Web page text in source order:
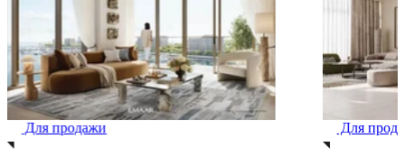
Для продажи Для